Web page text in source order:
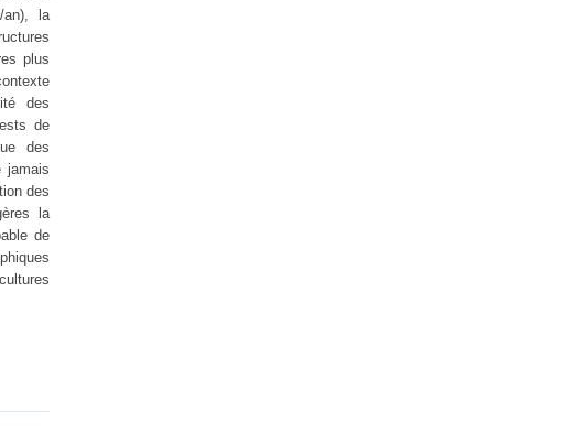
an), la
plus
des
de
des
jamais
des
la
de